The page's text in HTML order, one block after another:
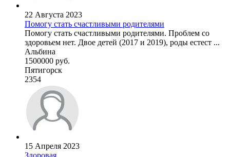
22 Августа 2023
Помогу стать счастливыми родителями
Помогу стать счастливыми родителями. Проблем со
здоровьем нет. Двое детей (2017 и 2019), роды естест ...
Альбина
1500000 руб.
Пятигорск
2354
15 Апреля 2023